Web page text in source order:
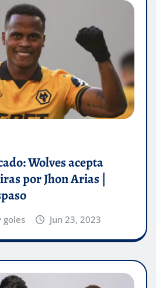
Wolves acepta
por Jhon Arias |
goles Jun 23, 2023